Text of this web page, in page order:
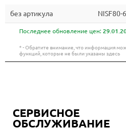
без артикула NISF80-
Последнее обновление цен:
* - Обратите внимание, что информация
функций, которые не были указаны здесь
СЕРВИСНОЕ
ОБСЛУЖИВАНИЕ